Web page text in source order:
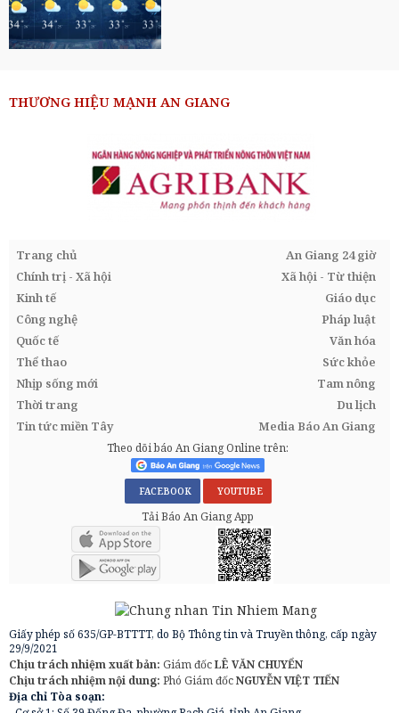
THƯƠNG HIỆU MẠNH AN GIANG
Trang chủ
An Giang 24 giờ
Chính trị - Xã hội
Xã hội - Từ thiện
Kinh tế
Giáo dục
Công nghệ
Pháp luật
Quốc tế
Văn hóa
Thể thao
Sức khỏe
Nhịp sống mới
Tam nông
Thời trang
Du lịch
Tin tức miền Tây
Media Báo An Giang
Theo dõi báo An Giang Online trên:
FACEBOOK YOUTUBE
Tải Báo An Giang App
Giấy phép số 635/GP-BTTTT, do Bộ Thông tin và Truyền thông, cấp ngày
29/9/2021
Chịu trách nhiệm xuất bản: Giám đốcLÊ VĂN CHUYỂN
Chịu trách nhiệm nội dung: Phó Giám đốcNGUYỄN VIỆT TIẾN
Địa chỉ Tòa soạn: